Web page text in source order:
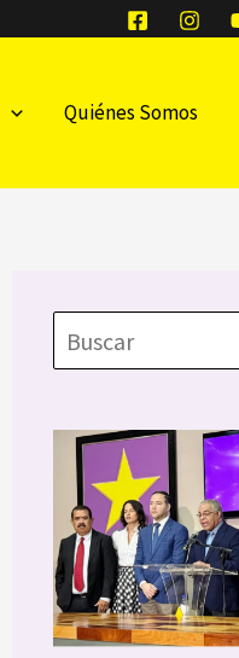
Quiénes Somos
Buscar